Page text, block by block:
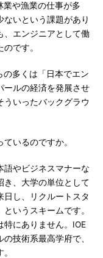
や漁業の仕事が多
ないという課題があり
、エンジニアとして働
です。
多くは「日本でエン
ールの経済を発展させ
ういったバックグラウ
いるのですか。
やビジネスマナーな
き、大学の単位として
日し、リクルートスタ
いうスキームです。
特にありません。IOE
技術系最高学府で、